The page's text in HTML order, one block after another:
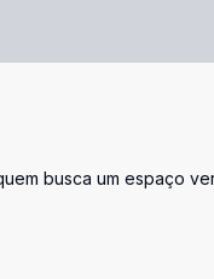
busca um espaço